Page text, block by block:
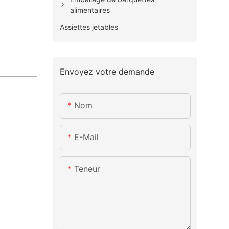
alimentaires
Assiettes jetables
Envoyez votre demande
Nom
E-Mail
Teneur